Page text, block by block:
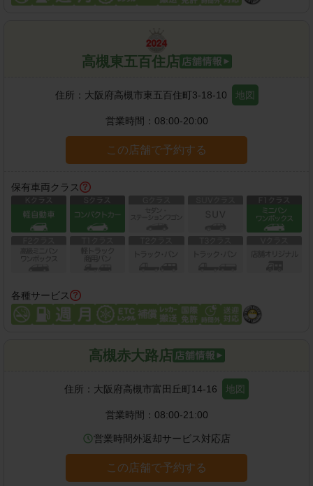
高槻東五百住店
住所： 大阪府高槻市東五百住町3-18-10 地図
営業時間： 08:00-20:00
この店舗で予約する
保有車両クラス
各種サービス
高槻赤大路店
住所： 大阪府高槻市富田丘町14-16 地図
営業時間： 08:00-21:00
営業時間外返却サービス対応店
この店舗で予約する